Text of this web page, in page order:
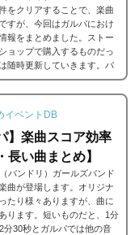
をクリアすることで、楽曲
すが、今回はガルパにおけ
報をまとめました。ストー
ョップで購入するものだっ
随時更新していきます。バ
解禁方法一覧それでは、バ
追加・解禁方法一覧です。
思うのですが、それぞれ...
イベントDB
】楽曲スコア効率
長い曲まとめ】
バンドリ）ガールズバンド
曲が登場します。オリジナ
たり様々ありますが、曲に
ります。短いものだと、1分
分30秒とガルパでは他の音